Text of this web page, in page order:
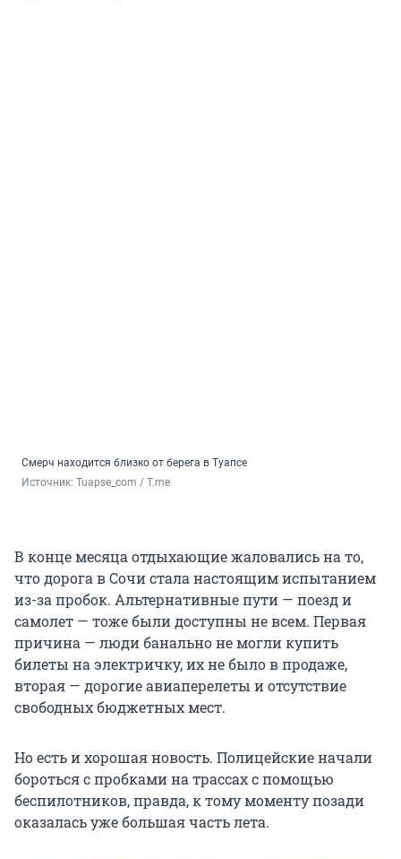
Смерч находится близко от берега в Туапсе
Источник: Tuapse_com / T.me
В конце месяца отдыхающие жаловались на то,
что дорога в Сочи стала настоящим испытанием
из-за пробок. Альтернативные пути — поезд и
самолет — тоже были доступны не всем. Первая
причина — люди банально не могли купить
билеты на электричку, их не было в продаже,
вторая — дорогие авиаперелеты и отсутствие
свободных бюджетных мест.
Но есть и хорошая новость. Полицейские начали
бороться с пробками на трассах с помощью
беспилотников, правда, к тому моменту позади
оказалась уже большая часть лета.